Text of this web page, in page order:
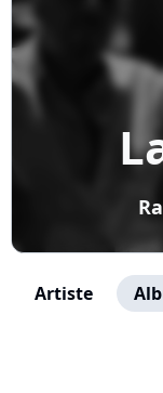
Artiste